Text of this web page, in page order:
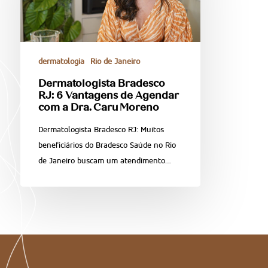
dermatologia Rio de Janeiro
Dermatologista Bradesco
RJ: 6 Vantagens de Agendar
com a Dra. Caru Moreno
Dermatologista Bradesco RJ: Muitos
beneficiários do Bradesco Saúde no Rio
de Janeiro buscam um atendimento…